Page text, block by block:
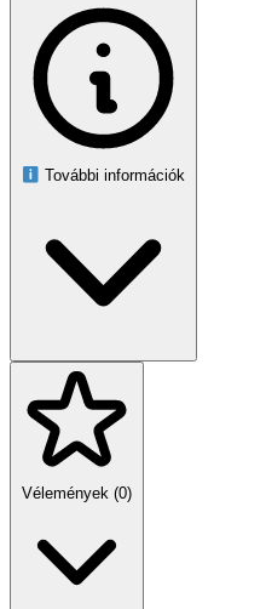
További információk
Vélemények (0)